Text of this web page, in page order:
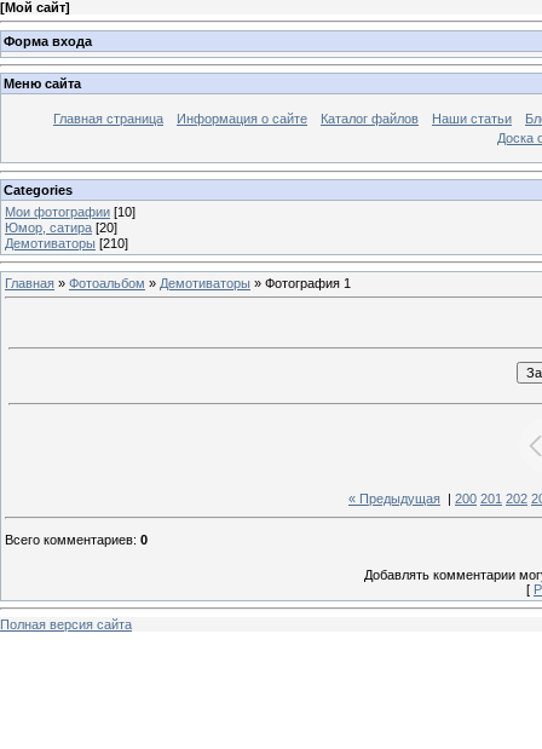
[Мой сайт]
Форма входа
Меню сайта
Главная страница Информация о сайте Каталог файлов Наши статьи
Доска
Categories
Мои фотографии [10]
Юмор, сатира [20]
Демотиваторы [210]
Главная » Фотоальбом » Демотиваторы » Фотография 1
« Предыдущая 200 201 202
Всего комментариев: 0
Добавлять комментарии
[
Полная версия сайта